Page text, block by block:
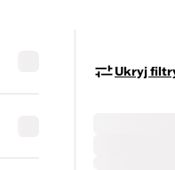
Ukryj